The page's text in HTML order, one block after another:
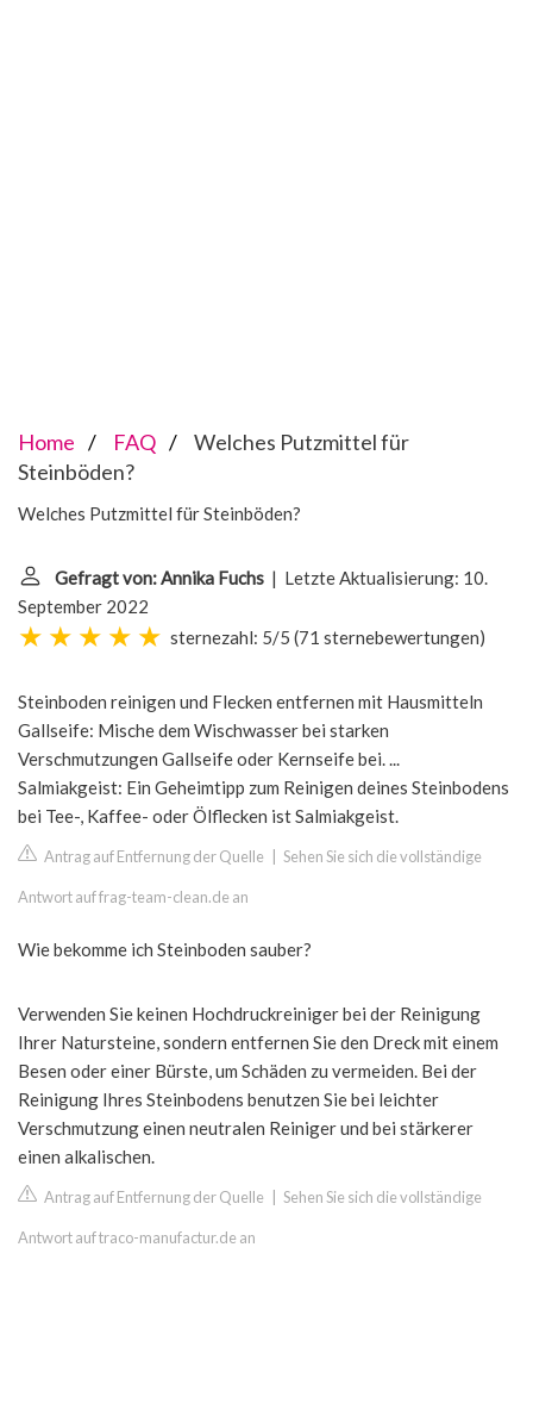
Home FAQ
Welches Putzmittel für
Steinböden?
Welches Putzmittel für Steinböden?
Gefragt von: Annika Fuchs | Letzte Aktualisierung: 10.
September 2022
sternezahl: 5/5 (71 sternebewertungen)
Steinboden reinigen und Flecken entfernen mit Hausmitteln
Gallseife: Mische dem Wischwasser bei starken
Verschmutzungen Gallseife oder Kernseife bei. ...
Salmiakgeist: Ein Geheimtipp zum Reinigen deines Steinbodens
bei Tee-, Kaffee- oder Ölflecken ist Salmiakgeist.
Antrag auf Entfernung der Quelle Sehen Sie sich die vollständige
Antwort auf frag-team-clean.de an
Wie bekomme ich Steinboden sauber?
Verwenden Sie keinen Hochdruckreiniger bei der Reinigung
Ihrer Natursteine, sondern entfernen Sie den Dreck mit einem
Besen oder einer Bürste, um Schäden zu vermeiden. Bei der
Reinigung Ihres Steinbodens benutzen Sie bei leichter
Verschmutzung einen neutralen Reiniger und bei stärkerer
einen alkalischen.
Antrag auf Entfernung der Quelle Sehen Sie sich die vollständige
Antwort auf traco-manufactur.de an